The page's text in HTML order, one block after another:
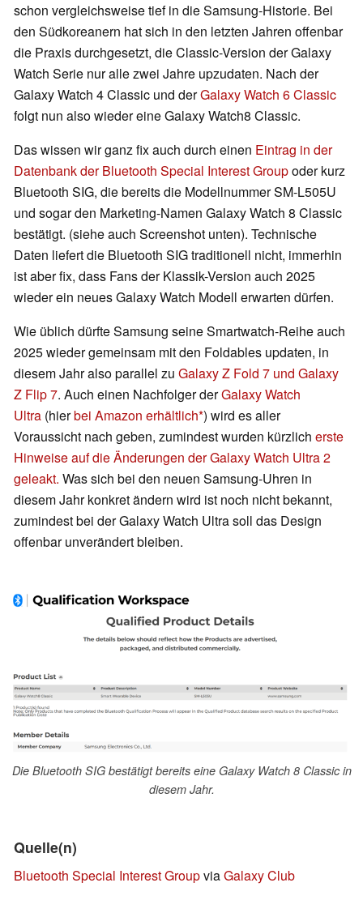
schon vergleichsweise tief in die Samsung-Historie. Bei
den Südkoreanern hat sich in den letzten Jahren offenbar
die Praxis durchgesetzt, die Classic-Version der Galaxy
Watch Serie nur alle zwei Jahre upzudaten. Nach der
Galaxy Watch 4 Classic und derGalaxy Watch 6 Classic
folgt nun also wieder eine Galaxy Watch8 Classic.
Das wissen wir ganz fix auch durch einen Eintrag in der
Datenbank der Bluetooth Special Interest Groupoder kurz
Bluetooth SIG, die bereits die Modellnummer SM-L505U
und sogar den Marketing-Namen Galaxy Watch 8 Classic
bestätigt. (siehe auch Screenshot unten). Technische
Daten liefert die Bluetooth SIG traditionell nicht, immerhin
ist aber fix, dass Fans der Klassik-Version auch 2025
wieder ein neues Galaxy Watch Modell erwarten dürfen.
Wie üblich dürfte Samsung seine Smartwatch-Reihe auch
2025 wieder gemeinsam mit den Foldables updaten, in
diesem Jahr also parallel zu Galaxy Z Fold 7 und Galaxy
Z Flip 7. Auch einen Nachfolger derGalaxy Watch
Ultra (hierbei Amazon erhältlich ) wird es aller
Voraussicht nach geben, zumindest wurden kürzlich erste
Hinweise auf die Änderungen der Galaxy Watch Ultra 2
geleakt. Was sich bei den neuen Samsung-Uhren in
diesem Jahr konkret ändern wird ist noch nicht bekannt,
zumindest bei der Galaxy Watch Ultra soll das Design
offenbar unverändert bleiben.
Die Bluetooth SIG bestätigt bereits eine Galaxy Watch 8 Classic in
diesem Jahr.
Quelle(n)
Bluetooth Special Interest GroupviaGalaxy Club